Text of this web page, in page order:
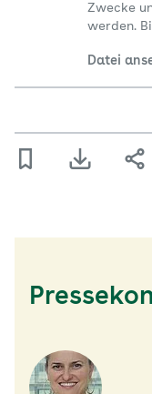
Zwecke
werden.
Datei